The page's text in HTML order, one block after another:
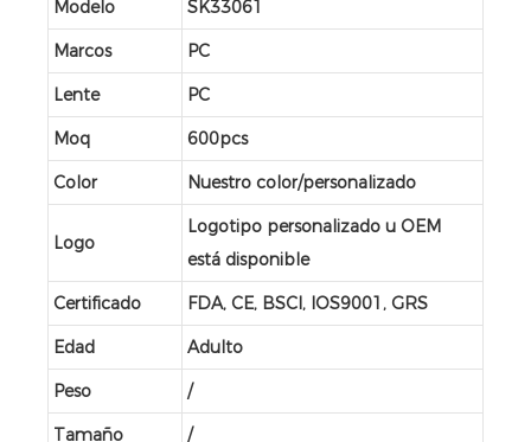
Modelo SK33061
Marcos PC
Lente PC
Moq 600pcs
Color Nuestro color/personalizado
Logo
Logotipo personalizado u OEM
está disponible
Certificado FDA, CE, BSCI, IOS9001, GRS
Edad Adulto
Peso /
Tamaño /